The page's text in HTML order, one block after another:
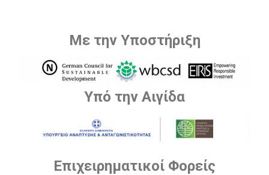
Με την Υποστήριξη
Υπό την Αιγίδα
Επιχειρηματικοί Φορείς